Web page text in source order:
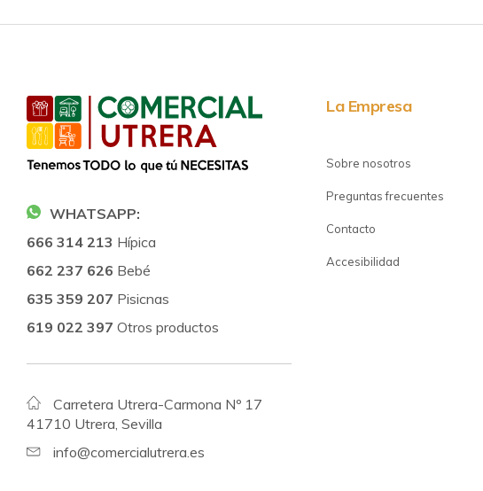
WHATSAPP:
666 314 213 Hípica
662 237 626 Bebé
635 359 207 Pisicnas
619 022 397 Otros productos
Carretera Utrera-Carmona Nº 17
41710 Utrera, Sevilla
info@comercialutrera.es
La Empresa
Sobre nosotros
Preguntas frecuentes
Contacto
Accesibilidad